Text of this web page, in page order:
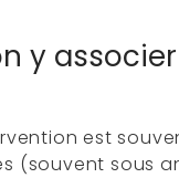
y
est
(souvent sous